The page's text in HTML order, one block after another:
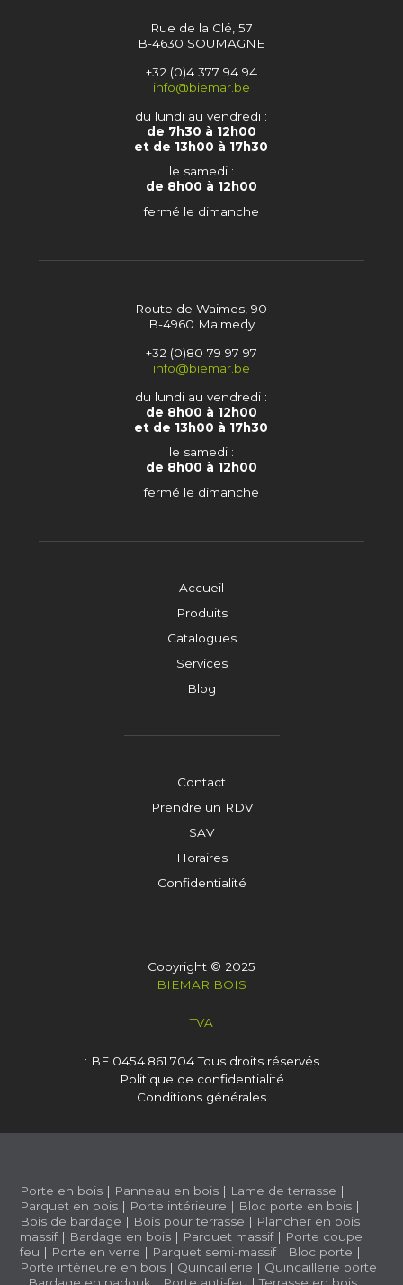
Accueil
Produits
Catalogues
Services
Blog
Contact
Prendre un RDV
SAV
Horaires
Confidentialité
Rue de la Clé, 57
B-4630 SOUMAGNE
+32 (0)4 377 94 94
info@biemar.be
du lundi au vendredi :
de 7h30 à 12h00
et de 13h00 à 17h30
le samedi :
de 8h00 à 12h00
fermé le dimanche
Route de Waimes, 90
B-4960 Malmedy
+32 (0)80 79 97 97
info@biemar.be
du lundi au vendredi :
de 8h00 à 12h00
et de 13h00 à 17h30
le samedi :
de 8h00 à 12h00
fermé le dimanche
Copyright © 2025
BIEMAR BOIS
TVA
: BE 0454.861.704Tous droits réservés
Politique de confidentialité
Conditions générales
Porte en bois | Panneau en bois | Lame de terrasse |
Parquet en bois | Porte intérieure | Bloc porte en bois |
Bois de bardage | Bois pour terrasse | Plancher en bois
massif| Bardage en bois | Parquet massif| Porte coupe
feu | Porte en verre | Parquet semi-massif| Bloc porte |
Porte intérieure en bois | Quincaillerie | Quincaillerie porte
| Bardage en padouk | Porte anti-feu |Terrasse en bois |